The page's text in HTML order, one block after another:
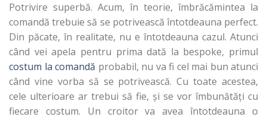
Potrivire superbă. Acum, în teorie, îmbrăcămintea la
comandă trebuie să se potrivească întotdeauna perfect.
Din păcate, în realitate, nu e întotdeauna cazul. Atunci
când vei apela pentru prima dată la bespoke, primul
costum la comandă probabil, nu va fi cel mai bun atunci
când vine vorba să se potrivească. Cu toate acestea,
cele ulterioare ar trebui să fie, și se vor îmbunătăți cu
fiecare costum. Un croitor va avea întotdeauna o